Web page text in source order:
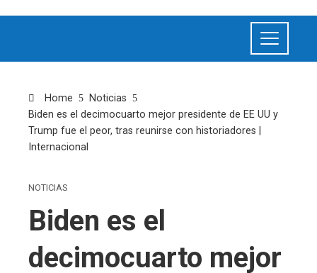
Home
Noticias
Biden es el decimocuarto mejor presidente de EE UU y
Trump fue el peor, tras reunirse con historiadores |
Internacional
NOTICIAS
Biden es el
decimocuarto mejor